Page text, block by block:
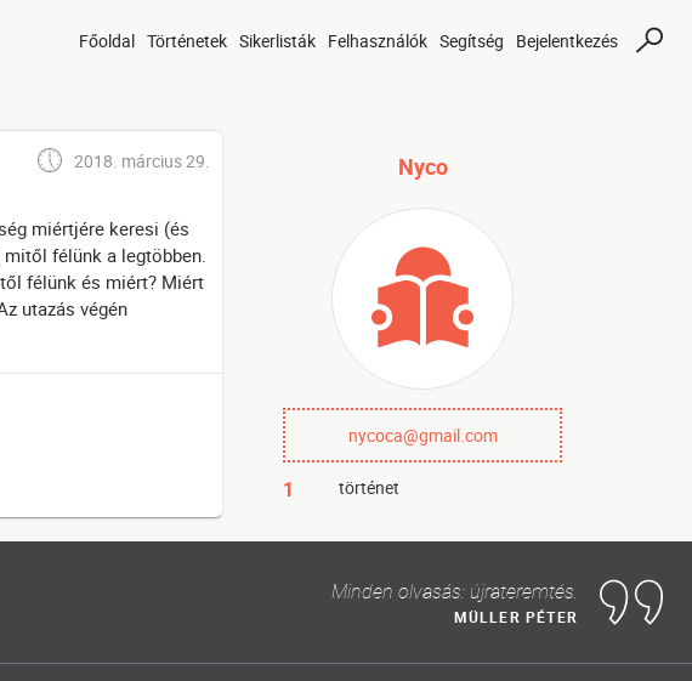
Főoldal Történetek Sikerlisták Felhasználók Segítség Bejelentkezés
2018. március 29.
miértjére keresi (és
mitől félünk a legtöbben.
félünk és miért? Miért
utazás végén
Nyco
nycoca@gmail.com
1 történet
Minden olvasás: újrateremtés.
MÜLLER PÉTER